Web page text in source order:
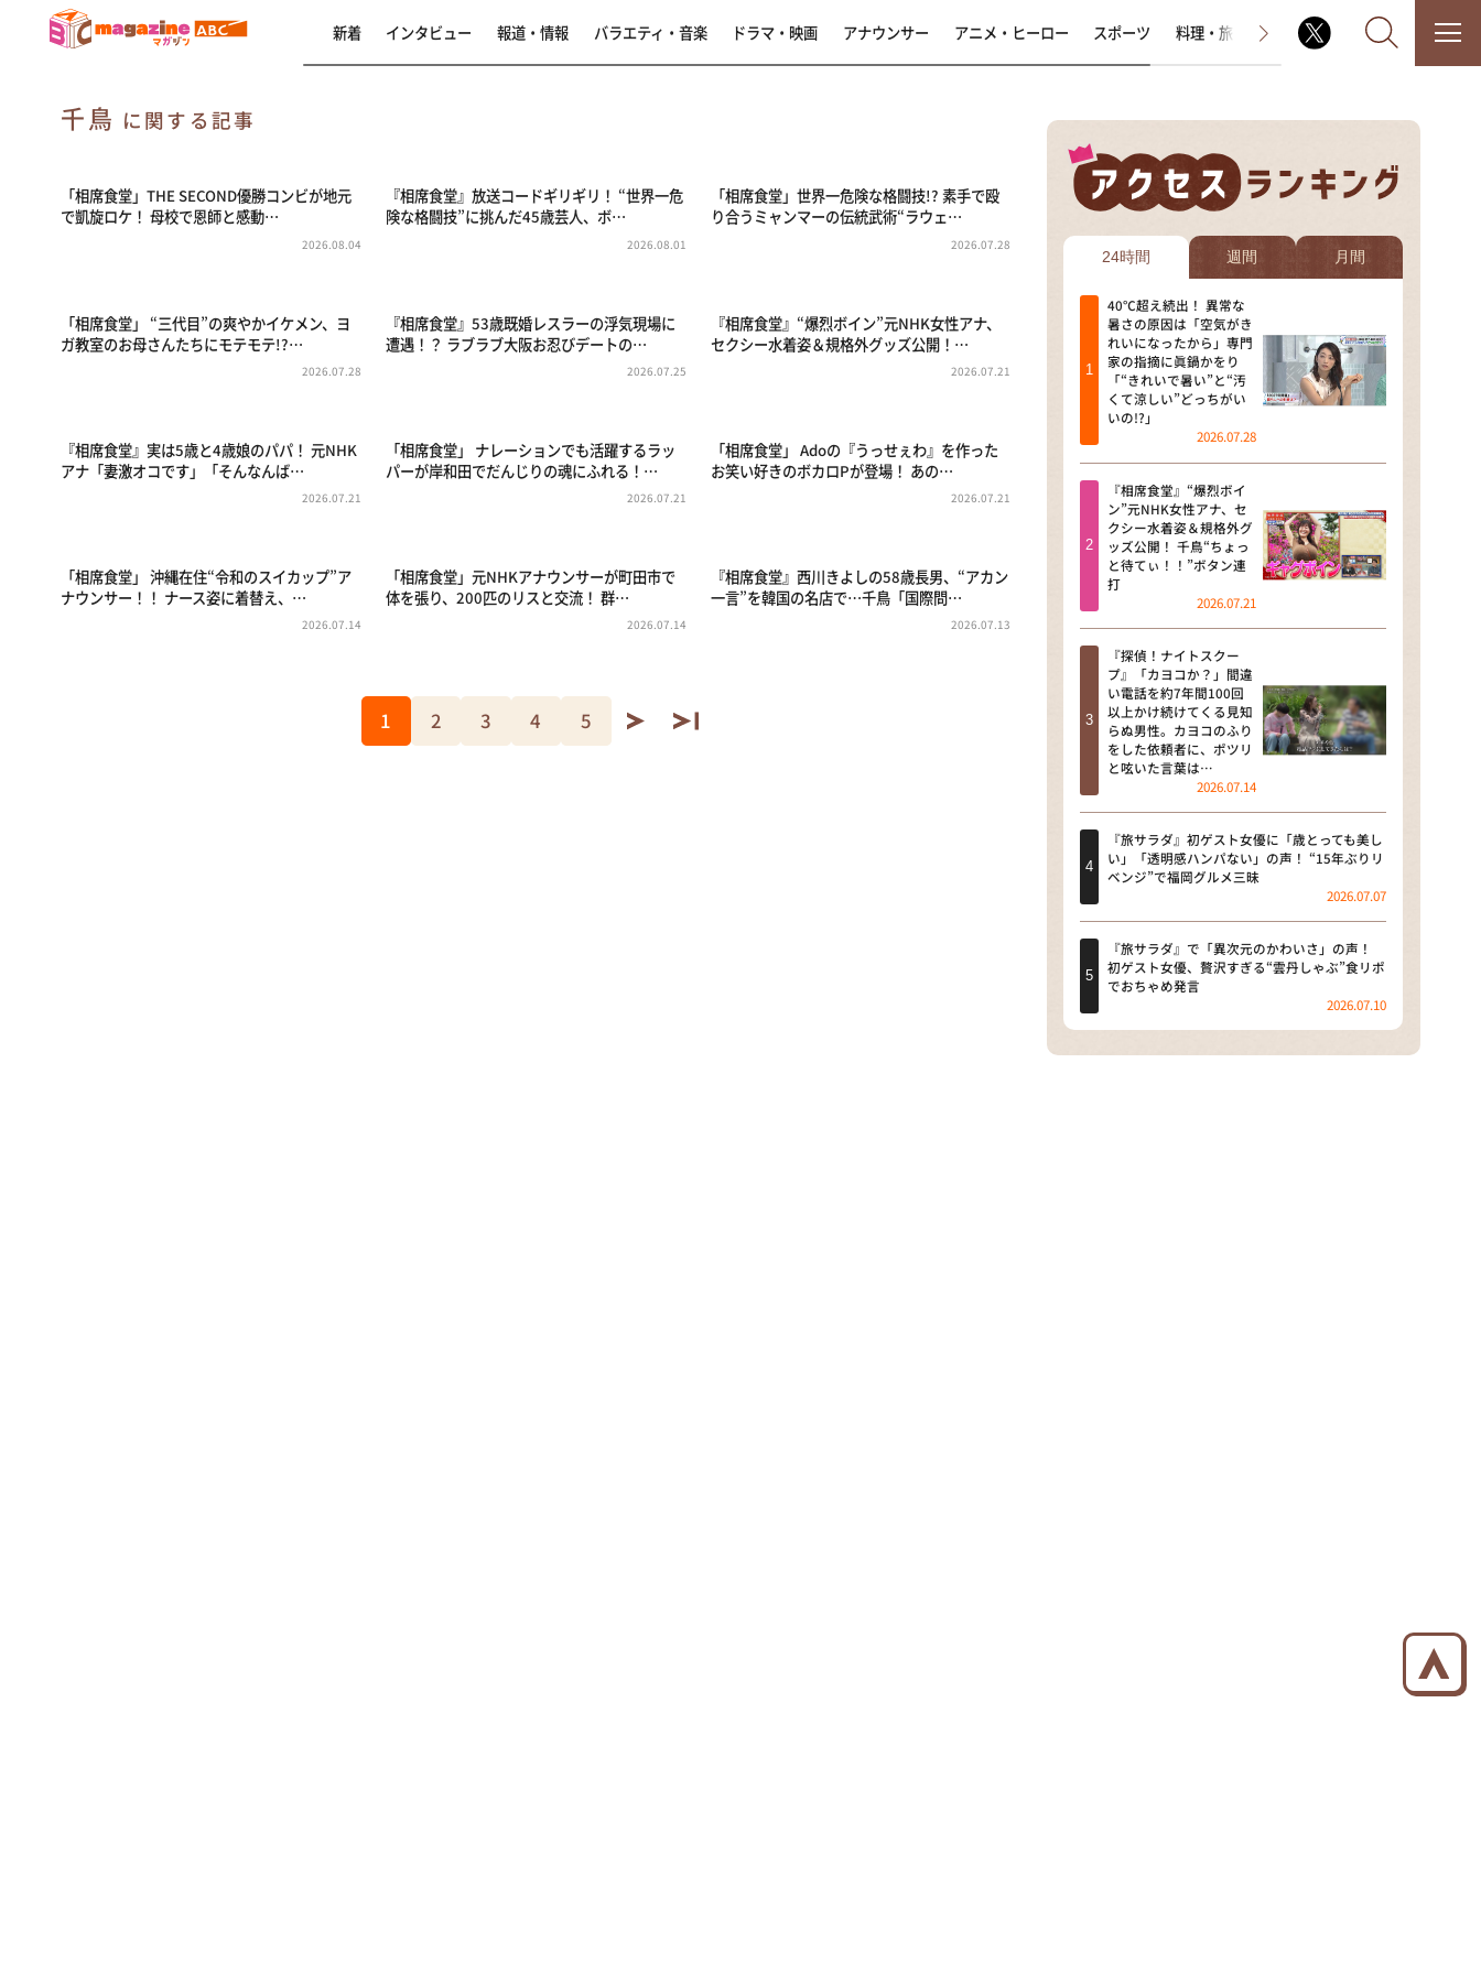
なるみ・岡村の過ぎるTV
相席食堂
これ余談なんですけど・・・
～人生密着トークバラエティ！
～ やすとものいたって真剣です
探偵！ナイトスクープ
news おかえり
河合＆A.B.C-Z塚田×福井アナ
「なんでやねん！？」（news お
かえり）
にする？～
本日はダイアンなり！シーズン２
朝だ！生です旅サラダ
教えて！ニュースライブ 正義の
ミカタ
ＬＩＦＥ～夢のカタチ～
新婚さんいらっしゃい！
ザキ山小屋本館
ぺこぱのまるスポ
新着 インタビュー 報道・情報 バラエティ・音楽 ドラマ・映画 アナウンサー アニメ・ヒーロー スポーツ 料理・旅 ラジオ番組 その他
千鳥 に関する記事
「相席食堂」THE SECOND優勝コンビが地元
で凱旋ロケ！ 母校で恩師と感動…
2026.08.04
『相席食堂』放送コードギリギリ！ “世界一危
険な格闘技”に挑んだ45歳芸人、ボ…
2026.08.01
「相席食堂」世界一危険な格闘技!? 素手で殴
り合うミャンマーの伝統武術“ラウェ…
2026.07.28
「相席食堂」 “三代目”の爽やかイケメン、ヨ
ガ教室のお母さんたちにモテモテ!?…
2026.07.28
『相席食堂』53歳既婚レスラーの浮気現場に
遭遇！？ ラブラブ大阪お忍びデートの…
2026.07.25
『相席食堂』“爆烈ボイン”元NHK女性アナ、
セクシー水着姿＆規格外グッズ公開！…
2026.07.21
『相席食堂』実は5歳と4歳娘のパパ！ 元NHK
アナ「妻激オコです」「そんなんば…
2026.07.21
「相席食堂」 ナレーションでも活躍するラッ
パーが岸和田でだんじりの魂にふれる！…
2026.07.21
「相席食堂」 Adoの『うっせぇわ』を作った
お笑い好きのボカロPが登場！ あの…
2026.07.21
「相席食堂」 沖縄在住“令和のスイカップ”ア
ナウンサー！！ ナース姿に着替え、…
2026.07.14
「相席食堂」元NHKアナウンサーが町田市で
体を張り、200匹のリスと交流！ 群…
2026.07.14
『相席食堂』西川きよしの58歳長男、“アカン
一言”を韓国の名店で…千鳥「国際問…
2026.07.13
1 2 3 4 5
24時間 週間 月間
40℃超え続出！ 異常な
暑さの原因は「空気がき
れいになったから」専門
家の指摘に眞鍋かをり
「“きれいで暑い”と“汚
くて涼しい”どっちがい
いの!?」
2026.07.28
『相席食堂』“爆烈ボイ
ン”元NHK女性アナ、セ
クシー水着姿＆規格外グ
ッズ公開！ 千鳥“ちょっ
と待てぃ！！”ボタン連
打
2026.07.21
『探偵！ナイトスクー
プ』「カヨコか？」間違
い電話を約7年間100回
以上かけ続けてくる見知
らぬ男性。カヨコのふり
をした依頼者に、ポツリ
と呟いた言葉は…
2026.07.14
『旅サラダ』初ゲスト女優に「歳とっても美し
い」「透明感ハンパない」の声！ “15年ぶりリ
ベンジ”で福岡グルメ三昧
2026.07.07
『旅サラダ』で「異次元のかわいさ」の声！
初ゲスト女優、贅沢すぎる“雲丹しゃぶ”食リポ
でおちゃめ発言
2026.07.10